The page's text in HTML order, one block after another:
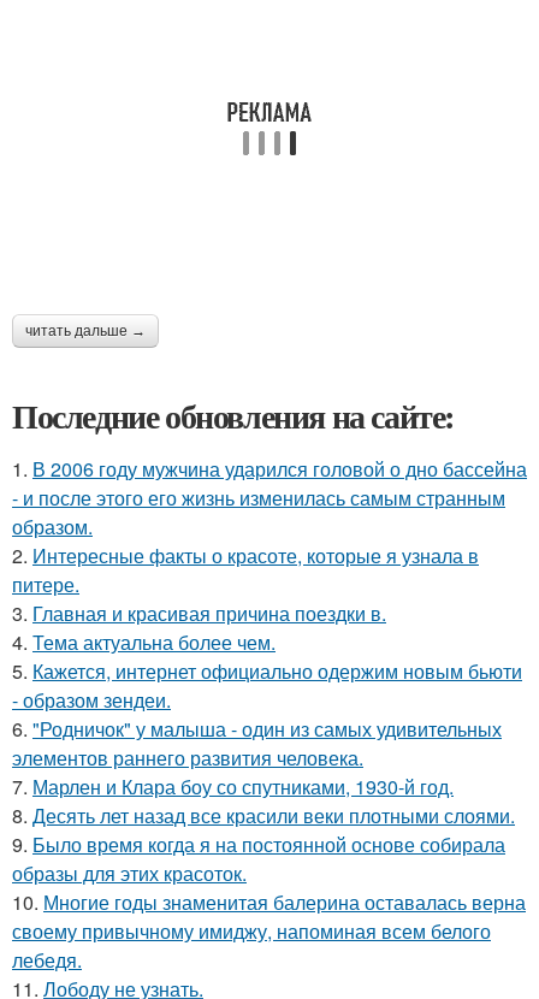
читать дальше →
Последние обновления на сайте:
1. В 2006 году мужчина ударился головой о дно бассейна
- и после этого его жизнь изменилась самым странным
образом.
2. Интересные факты о красоте, которые я узнала в
питере.
3. Главная и красивая причина поездки в.
4. Тема актуальна более чем.
5. Кажется, интернет официально одержим новым бьюти
- образом зендеи.
6. "Родничок" у малыша - один из самых удивительных
элементов раннего развития человека.
7. Марлен и Клара боу со спутниками, 1930-й год.
8. Десять лет назад все красили веки плотными слоями.
9. Было время когда я на постоянной основе собирала
образы для этих красоток.
10. Многие годы знаменитая балерина оставалась верна
своему привычному имиджу, напоминая всем белого
лебедя.
11. Лободу не узнать.